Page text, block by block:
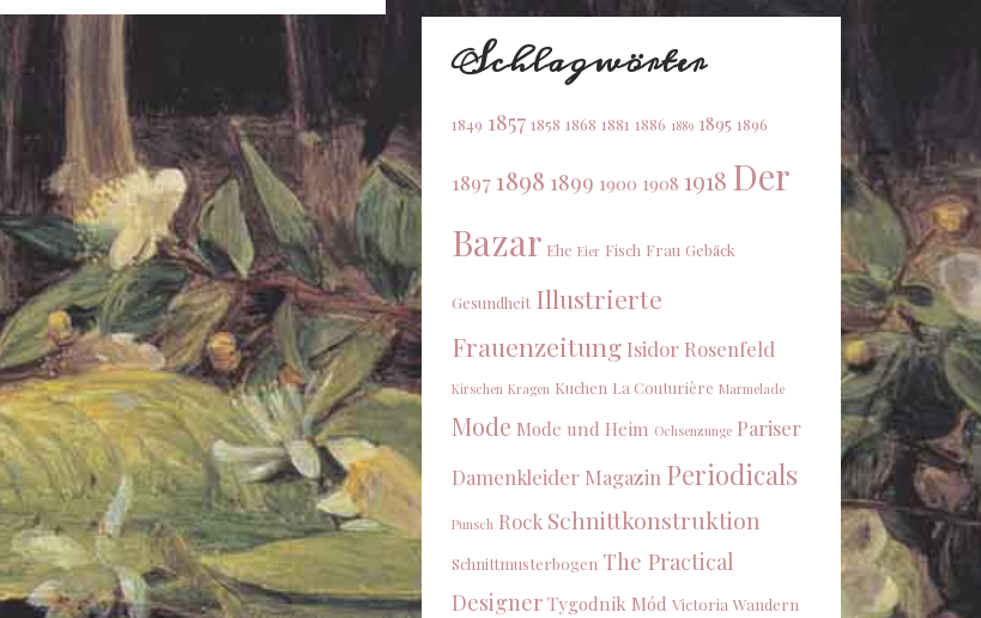
Schlagwörter
1849 1857 1858 1868 1881 1886 1889 1895 1896
18971898 1899 1900 1908 1918 Der
Bazar Ehe Eier Fisch Frau Gebäck
Gesundheit Illustrierte
Frauenzeitung Isidor Rosenfeld
Kirschen Kragen Kuchen La Couturière Marmelade
Mode Mode und Heim Ochsenzunge Pariser
Damenkleider Magazin Periodicals
Punsch Rock Schnittkonstruktion
Schnittmusterbogen The Practical
Designer Tygodnik Mód Victoria Wandern